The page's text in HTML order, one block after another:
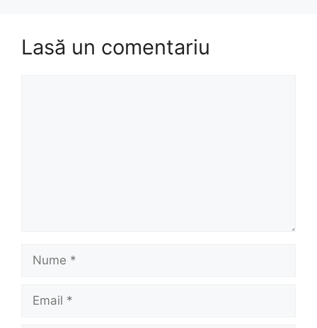
Lasă un comentariu